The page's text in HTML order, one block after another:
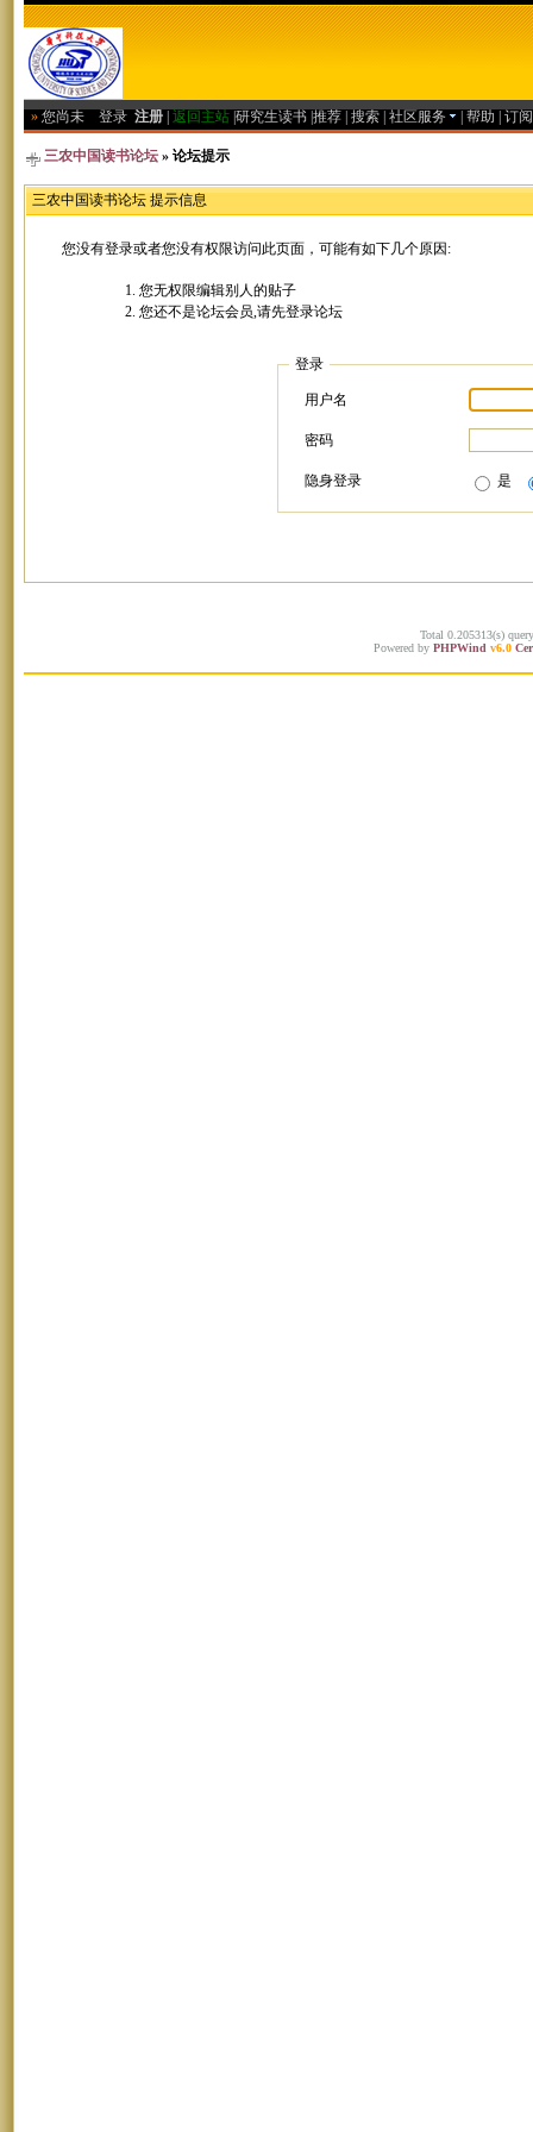
» 您尚未 登录 注册 返回主站 研究生读书 推荐 搜索 社区服务 帮助 订
三农中国读书论坛 » 论坛提示
三农中国读书论坛 提示信息
您没有登录或者您没有权限访问此页面，可能有如下几个原因:
您无权限编辑别人的贴子
您还不是论坛会员,请先登录论坛
登录
用户名
密码
隐身登录 是
Total 0.205313(s)
Powered by PHPWind v6.0